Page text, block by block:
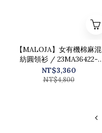
【MALOJA】女有機棉麻混
紡圓領衫 / 23MA36422-
[黑]
NT$3,360
NT$4,800